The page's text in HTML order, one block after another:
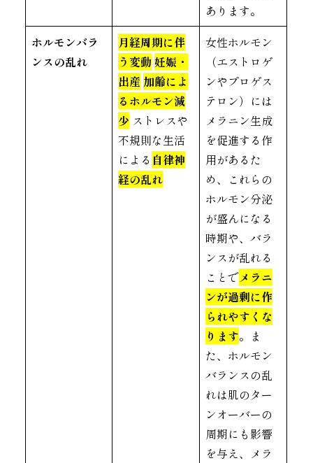
あります。
ホルモンバラ
ンスの乱れ
月経周期に伴
う変動 妊娠・
出産 加齢によ
るホルモン減
少 ストレスや
不規則な生活
による 自律神
経の乱れ
女性ホルモン
（エストロゲ
ンやプロゲス
テロン）には
メラニン生成
を促進する作
用があるた
め、これらの
ホルモン分泌
が盛んになる
時期や、バラ
ンスが乱れる
ことでメラニ
ンが過剰に作
られやすくな
ります。ま
た、ホルモン
バランスの乱
れは肌のター
ンオーバーの
周期にも影響
を与え、メラ